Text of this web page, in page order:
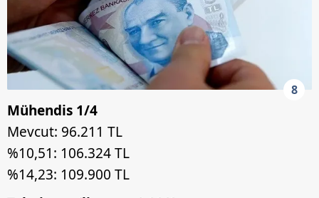
8
Mühendis 1/4
Mevcut: 96.211 TL
%10,51: 106.324 TL
%14,23: 109.900 TL